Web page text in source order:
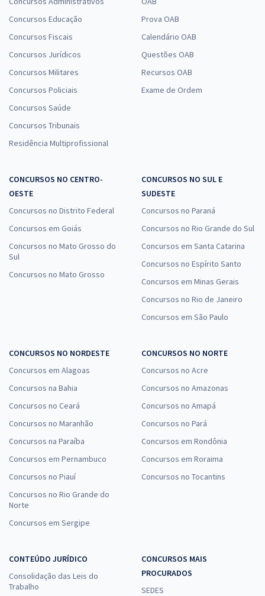
Concursos Educação
Concursos Fiscais
Concursos Jurídicos
Concursos Militares
Concursos Policiais
Concursos Saúde
Concursos Tribunais
Residência Multiprofissional
Prova OAB
Calendário OAB
Questões OAB
Recursos OAB
Exame de Ordem
CONCURSOS NO CENTRO-
OESTE
Concursos no Distrito Federal
Concursos em Goiás
Concursos no Mato Grosso do
Sul
Concursos no Mato Grosso
CONCURSOS NO SUL E
SUDESTE
Concursos no Paraná
Concursos no Rio Grande do Sul
Concursos em Santa Catarina
Concursos no Espírito Santo
Concursos em Minas Gerais
Concursos no Rio de Janeiro
Concursos em São Paulo
CONCURSOS NO NORDESTE
Concursos em Alagoas
Concursos na Bahia
Concursos no Ceará
Concursos no Maranhão
Concursos na Paraíba
Concursos em Pernambuco
Concursos no Piauí
Concursos no Rio Grande do
Norte
Concursos em Sergipe
CONCURSOS NO NORTE
Concursos no Acre
Concursos no Amazonas
Concursos no Amapá
Concursos no Pará
Concursos em Rondônia
Concursos em Roraima
Concursos no Tocantins
CONTEÚDO JURÍDICO
Consolidação das Leis do
Trabalho
CONCURSOS MAIS
PROCURADOS
SEDES